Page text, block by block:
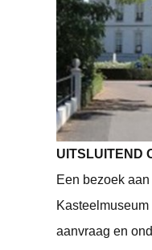
UITSLUITEND
Een bezoek
aanvraag en